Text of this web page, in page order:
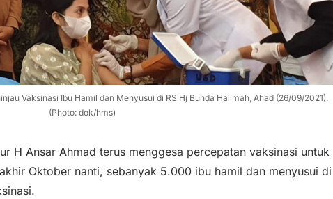
Vaksinasi Ibu Hamil dan Menyusui di RS Hj Bunda Halimah, Ahad (26/09/2021).
(Photo: dok/hms)
H Ansar Ahmad terus menggesa percepatan vaksinasi untuk
Oktober nanti, sebanyak 5.000 ibu hamil dan menyusui di